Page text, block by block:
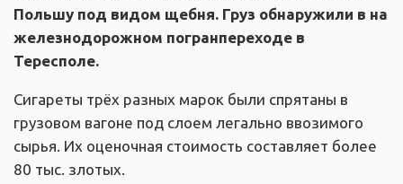
Польшу под видом щебня. Груз обнаружили в на
железнодорожном погранпереходе в
Тересполе.
Сигареты трёх разных марок были спрятаны в
грузовом вагоне под слоем легально ввозимого
сырья. Их оценочная стоимость составляет более
80 тыс. злотых.